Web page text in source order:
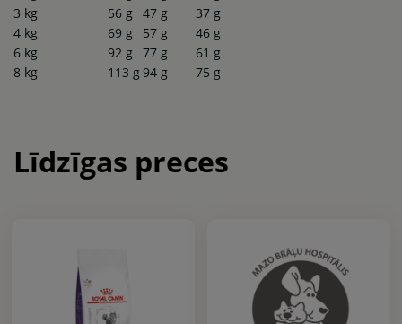
3 kg
56 g 47 g
37 g
4 kg
69 g 57 g
46 g
6 kg
92 g 77 g
61 g
8 kg
113 g94 g 75 g
Līdzīgas preces